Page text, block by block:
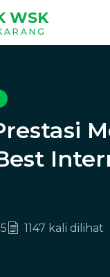
WSK
1147 kali dilihat